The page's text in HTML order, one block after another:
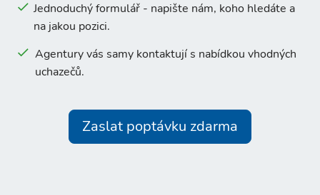
Jednoduchý formulář - napište nám, koho hledáte a
na jakou pozici.
Agentury vás samy kontaktují s nabídkou vhodných
uchazečů.
Zaslat poptávku zdarma